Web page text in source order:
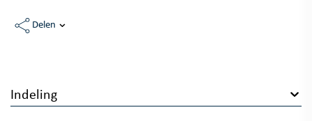
Delen
Indeling